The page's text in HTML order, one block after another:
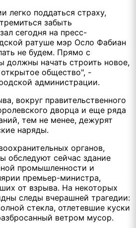
легко поддаться страху,
забыть
сегодня на пресс-
ратуше мэр Осло Фабиан
не будем. Прямо с
должны начать строить новое,
общество", -
администрации.
вокруг правительственного
дворца и еще ряда
тем не менее, дежурят
наряды.
органов,
обследуют сейчас здание
промышленности и
премьер-министра,
от взрыва. На некоторых
следы вчерашней трагедии:
стекла, отлетевшие куски
ветром мусор.